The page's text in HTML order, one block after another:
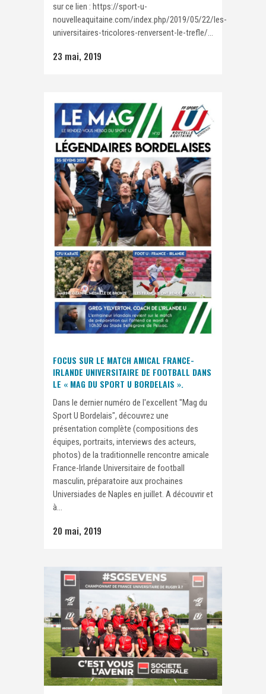
sur ce lien : https://sport-u-
nouvelleaquitaine.com/index.php/2019/05/22/les-
universitaires-tricolores-renversent-le-trefle/...
23 mai, 2019
FOCUS SUR LE MATCH AMICAL FRANCE-
IRLANDE UNIVERSITAIRE DE FOOTBALL DANS
LE « MAG DU SPORT U BORDELAIS ».
Dans le dernier numéro de l'excellent "Mag du
Sport U Bordelais", découvrez une
présentation complète (compositions des
équipes, portraits, interviews des acteurs,
photos) de la traditionnelle rencontre amicale
France-Irlande Universitaire de football
masculin, préparatoire aux prochaines
Universiades de Naples en juillet. A découvrir et
à...
20 mai, 2019